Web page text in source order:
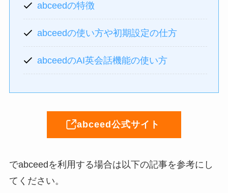
abceedの特徴
abceedの使い方や初期設定の仕方
abceedのAI英会話機能の使い方
abceed公式サイト
でabceedを利用する場合は以下の記事を参考にし
てください。